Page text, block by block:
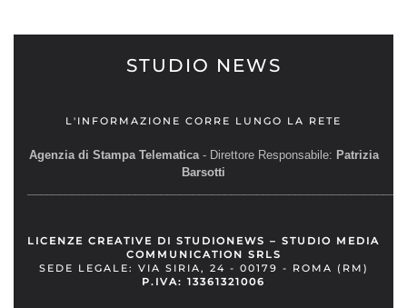
STUDIO NEWS
L'INFORMAZIONE CORRE LUNGO LA RETE
Agenzia di Stampa Telematica- Direttore Responsabile: Patrizia
Barsotti
LICENZE CREATIVE DI STUDIONEWS – STUDIO MEDIA
COMMUNICATION SRLS
SEDE LEGALE: VIA SIRIA, 24 - 00179 - ROMA (RM)
P.IVA: 13361321006